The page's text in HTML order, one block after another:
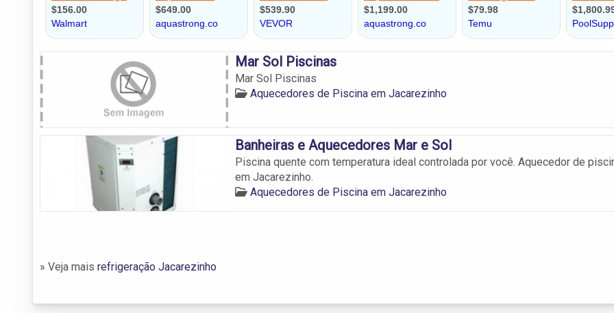
Mar Sol Piscinas
Mar Sol Piscinas
Aquecedores de Piscina em Jacarezinho
Banheiras e Aquecedores Mar e Sol
Piscina quente com temperatura ideal controlada por você. Aquecedor de
em Jacarezinho.
Aquecedores de Piscina em Jacarezinho
» Veja mais refrigeração Jacarezinho